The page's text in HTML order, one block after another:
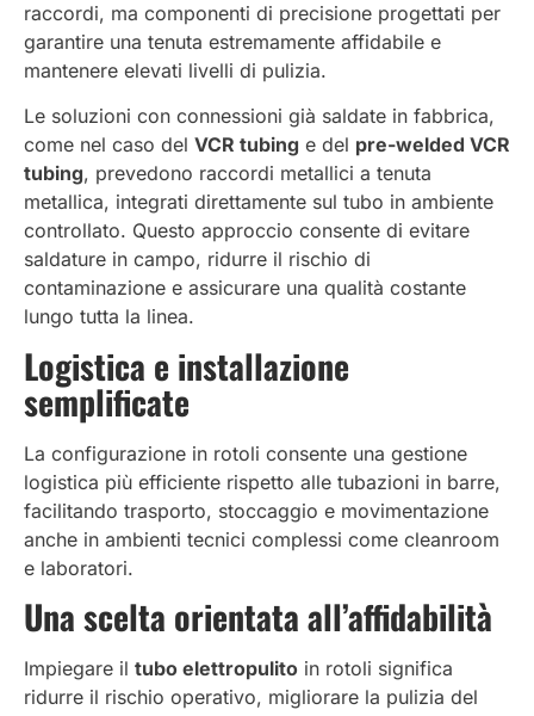
raccordi, ma componenti di precisione progettati per
garantire una tenuta estremamente affidabile e
mantenere elevati livelli di pulizia.
Le soluzioni con connessioni già saldate in fabbrica,
come nel caso del VCR tubing e del pre-welded VCR
tubing, prevedono raccordi metallici a tenuta
metallica, integrati direttamente sul tubo in ambiente
controllato. Questo approccio consente di evitare
saldature in campo, ridurre il rischio di
contaminazione e assicurare una qualità costante
lungo tutta la linea.
Logistica e installazione
semplificate
La configurazione in rotoli consente una gestione
logistica più efficiente rispetto alle tubazioni in barre,
facilitando trasporto, stoccaggio e movimentazione
anche in ambienti tecnici complessi come cleanroom
e laboratori.
Una scelta orientata all’affidabilità
Impiegare il tubo elettropulito in rotoli significa
ridurre il rischio operativo, migliorare la pulizia del